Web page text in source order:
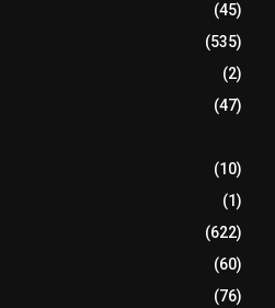
(45)
(535)
(2)
(47)
(10)
(1)
(622)
(60)
(76)